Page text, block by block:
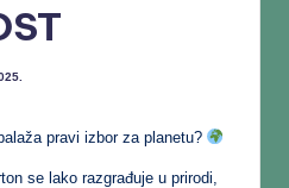
pravi izbor za planetu?
se lako razgrađuje u prirodi,